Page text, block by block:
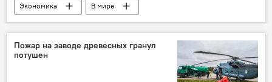
Экономика
В мире
Предприятия Литвы: быстрее, выше, сильнее
Пожар на заводе древесных гранул
потушен